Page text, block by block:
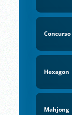
Concurso
Hexagon
Mahjong